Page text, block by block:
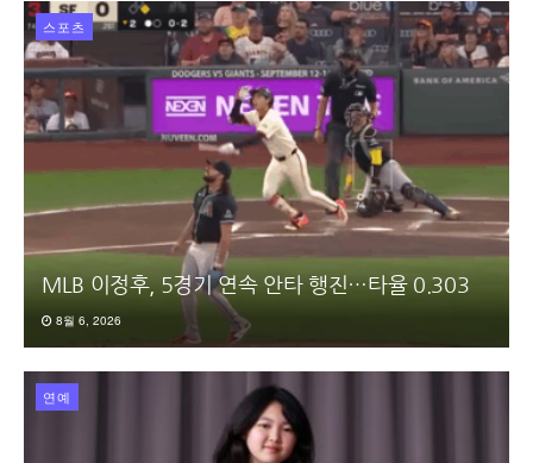
스포츠
MLB 이정후, 5경기 연속 안타 행진…타율 0.303
8월 6, 2026
연예